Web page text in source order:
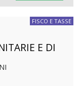
FISCO E TASSE
E DI